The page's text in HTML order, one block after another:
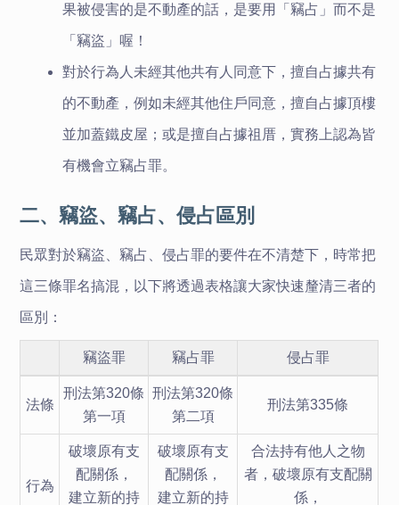
果被侵害的是不動產的話，是要用「竊占」而不是
「竊盜」喔！
對於行為人未經其他共有人同意下，擅自占據共有
的不動產，例如未經其他住戶同意，擅自占據頂樓
並加蓋鐵皮屋；或是擅自占據祖厝，實務上認為皆
有機會立竊占罪。
二、竊盜、竊占、侵占區別
民眾對於竊盜、竊占、侵占罪的要件在不清楚下，時常把
這三條罪名搞混，以下將透過表格讓大家快速釐清三者的
區別：
竊盜罪 竊占罪 侵占罪
法條
刑法第320條
第一項
刑法第320條
第二項
刑法第335條
行為
破壞原有支
配關係，
建立新的持
破壞原有支
配關係，
建立新的持
合法持有他人之物
者，破壞原有支配關
係，